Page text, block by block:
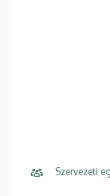
Szervezeti